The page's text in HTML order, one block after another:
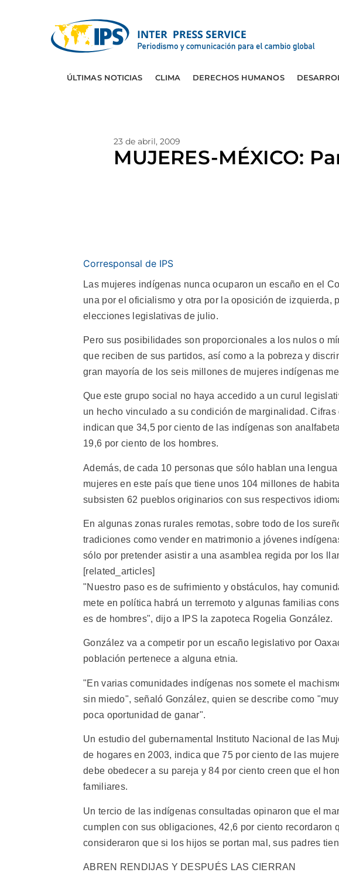
ÚLTIMAS NOTICIAS CLIMA DERECHOS HUMANOS
23 de abril, 2009
MUJERES-MÉXICO:
Corresponsal de IPS
Las mujeres indígenas nunca ocuparon un escaño en el
una por el oficialismo y otra por la oposición de izquierda,
elecciones legislativas de julio.
Pero sus posibilidades son proporcionales a los nulos o
que reciben de sus partidos, así como a la pobreza y
gran mayoría de los seis millones de mujeres indígenas
Que este grupo social no haya accedido a un curul
un hecho vinculado a su condición de marginalidad.
indican que 34,5 por ciento de las indígenas son
19,6 por ciento de los hombres.
Además, de cada 10 personas que sólo hablan una
mujeres en este país que tiene unos 104 millones de
subsisten 62 pueblos originarios con sus respectivos
En algunas zonas rurales remotas, sobre todo de los
tradiciones como vender en matrimonio a jóvenes
sólo por pretender asistir a una asamblea regida por los
[related_articles]
"Nuestro paso es de sufrimiento y obstáculos, hay
mete en política habrá un terremoto y algunas familias
es de hombres", dijo a IPS la zapoteca Rogelia González.
González va a competir por un escaño legislativo por
población pertenece a alguna etnia.
"En varias comunidades indígenas nos somete el
sin miedo", señaló González, quien se describe como
poca oportunidad de ganar".
Un estudio del gubernamental Instituto Nacional de las
de hogares en 2003, indica que 75 por ciento de las
debe obedecer a su pareja y 84 por ciento creen que el
familiares.
Un tercio de las indígenas consultadas opinaron que el
cumplen con sus obligaciones, 42,6 por ciento recordaron
consideraron que si los hijos se portan mal, sus padres
ABREN RENDIJAS Y DESPUÉS LAS CIERRAN